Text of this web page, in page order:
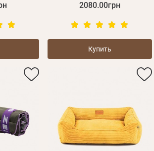
2080.00грн
Купить